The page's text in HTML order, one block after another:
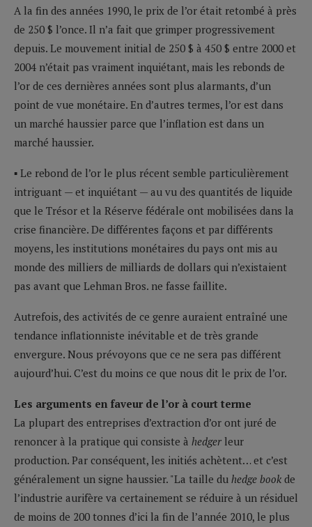
A la fin des années 1990, le prix de l’or était retombé à près
de 250 $ l’once. Il n’a fait que grimper progressivement
depuis. Le mouvement initial de 250 $ à 450 $ entre 2000 et
2004 n’était pas vraiment inquiétant, mais les rebonds de
l’or de ces dernières années sont plus alarmants, d’un
point de vue monétaire. En d’autres termes, l’or est dans
un marché haussier parce que l’inflation est dans un
marché haussier.
▪ Le rebond de l’or le plus récent semble particulièrement
intriguant — et inquiétant — au vu des quantités de liquide
que le Trésor et la Réserve fédérale ont mobilisées dans la
crise financière. De différentes façons et par différents
moyens, les institutions monétaires du pays ont mis au
monde des milliers de milliards de dollars qui n’existaient
pas avant que Lehman Bros. ne fasse faillite.
Autrefois, des activités de ce genre auraient entraîné une
tendance inflationniste inévitable et de très grande
envergure. Nous prévoyons que ce ne sera pas différent
aujourd’hui. C’est du moins ce que nous dit le prix de l’or.
Les arguments en faveur de l’or à court terme
La plupart des entreprises d’extraction d’or ont juré de
renoncer à la pratique qui consiste à hedger leur
production. Par conséquent, les initiés achètent… et c’est
généralement un signe haussier. "La taille du hedge book de
l’industrie aurifère va certainement se réduire à un résiduel
de moins de 200 tonnes d’ici la fin de l’année 2010, le plus